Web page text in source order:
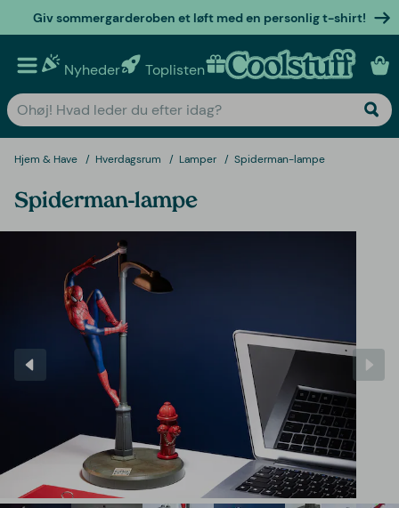
Giv sommergarderoben et løft med en personlig t-shirt!
Nyheder Toplisten Personlige gaver
Hjem & Have Hverdagsrum Lamper Spiderman-lampe
Spiderman-lampe